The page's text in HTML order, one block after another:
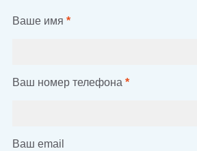
Ваше имя *
Ваш номер телефона *
Ваш email